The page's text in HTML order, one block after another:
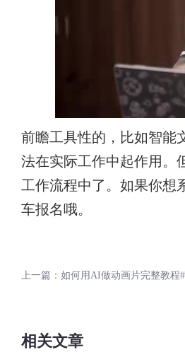
前瞻工具性的，比如智能
法在实际工作中起作用。
工作流程中了。如果你想
车报名哦。
相关文章